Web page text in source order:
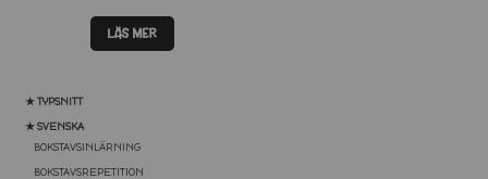
★ TYPSNITT
★ SVENSKA
BOKSTAVSINLÄRNING
BOKSTAVSREPETITION
LÄS MER